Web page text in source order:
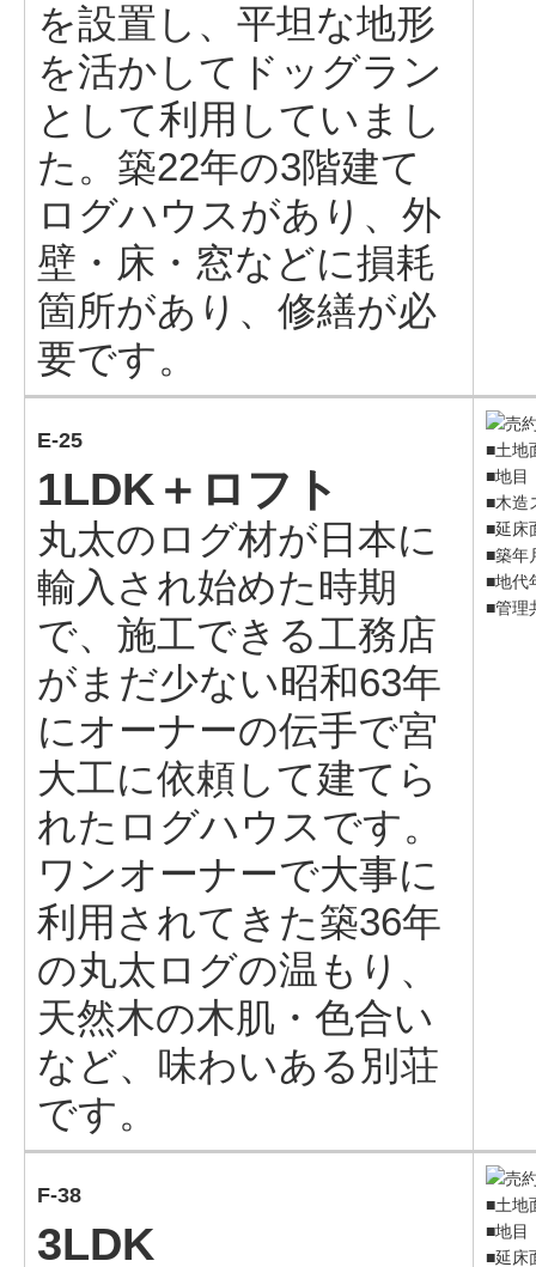
を設置し、平坦な地形
を活かしてドッグラン
として利用していまし
た。築22年の3階建て
ログハウスがあり、外
壁・床・窓などに損耗
箇所があり、修繕が必
要です。
E-25
1LDK＋ロフト
丸太のログ材が日本に
輸入され始めた時期
で、施工できる工務店
がまだ少ない昭和63年
にオーナーの伝手で宮
大工に依頼して建てら
れたログハウスです。
ワンオーナーで大事に
利用されてきた築36年
の丸太ログの温もり、
天然木の木肌・色合い
など、味わいある別荘
です。
■土地
■地目
■木造
■延床
■築年
■地代
■管理
F-38
3LDK
■土地
■地目
■延床